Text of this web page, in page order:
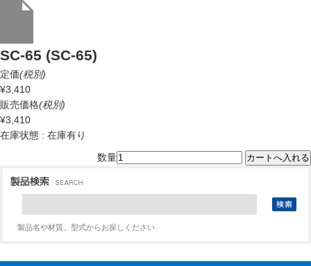
SC-65 (SC-65)
定価(税別)
¥3,410
販売価格(税別)
¥3,410
在庫状態 : 在庫有り
数量
製品名や材質、型式からお探しください